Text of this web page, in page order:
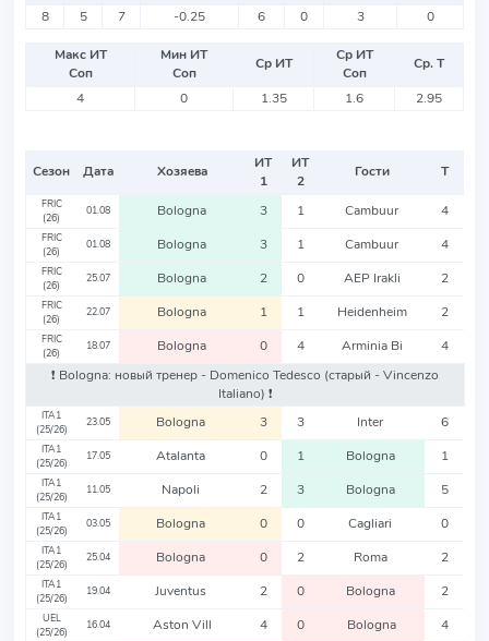
8
5 7 -0.25 6 0 3 0
Макс ИТ
Соп
Мин ИТ
Соп
Ср ИТ
Ср ИТ
Соп
Ср. Т
4
0 1.35 1.6 2.95
Сезон Дата Хозяева
ИТ
1
ИТ
2
Гости Т
FRIC
(26)
01.08 Bologna 3 1 Cambuur 4
FRIC
(26)
01.08 Bologna 3 1 Cambuur 4
FRIC
(26)
25.07 Bologna 2 0 AEP Irakli 2
FRIC
(26)
22.07 Bologna 1 1 Heidenheim 2
FRIC
(26)
18.07 Bologna 0 4 Arminia Bi
4
❗️ Bologna: новый тренер - Domenico Tedesco (старый - Vincenzo
Italiano) ❗️
ITA1
(25/26)
23.05 Bologna 3 3 Inter 6
ITA1
(25/26)
17.05 Atalanta 0 1 Bologna 1
ITA1
(25/26)
11.05 Napoli 2 3 Bologna 5
ITA1
(25/26)
03.05 Bologna 0 0 Cagliari 0
ITA1
(25/26)
25.04 Bologna 0 2 Roma 2
ITA1
(25/26)
19.04 Juventus 2 0 Bologna 2
UEL
(25/26)
16.04 Aston Vill 4 0 Bologna 4